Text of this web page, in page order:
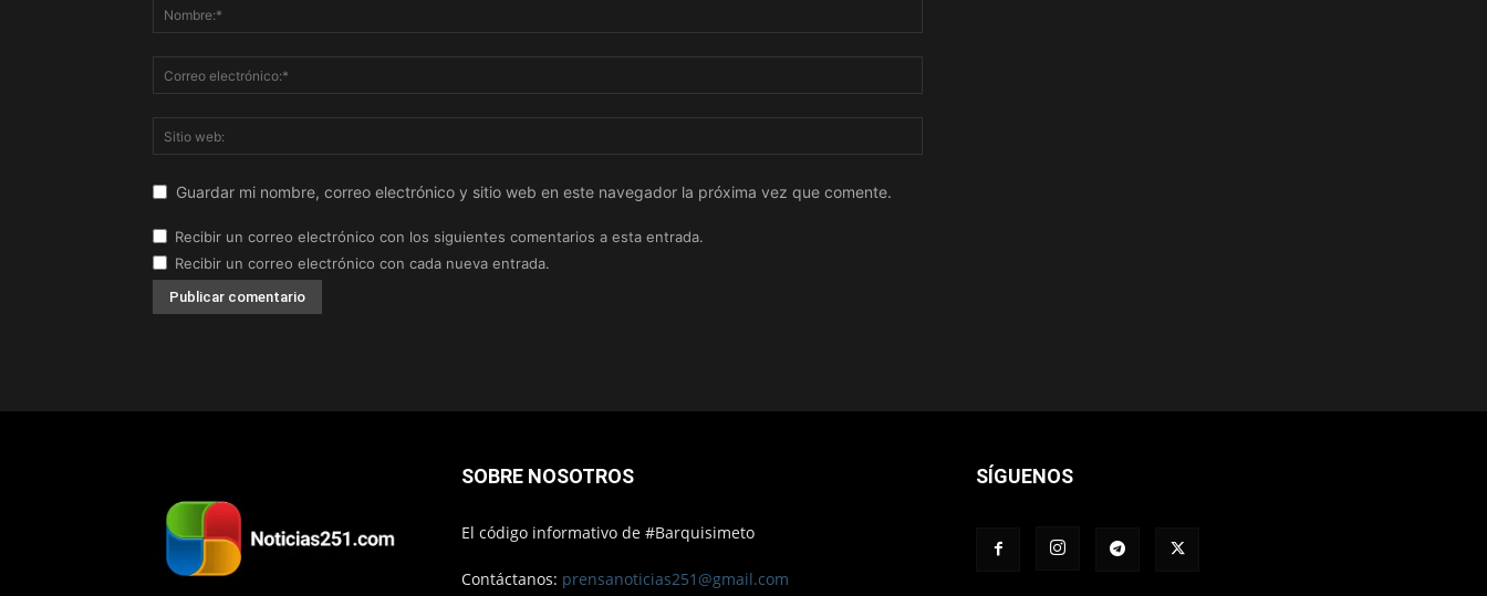
Guardar mi nombre, correo electrónico y sitio web en este navegador la próxima vez que comente.
Recibir un correo electrónico con los siguientes comentarios a esta entrada.
Recibir un correo electrónico con cada nueva entrada.
SOBRE NOSOTROS
El código informativo de #Barquisimeto
Contáctanos: prensanoticias251@gmail.com
SÍGUENOS